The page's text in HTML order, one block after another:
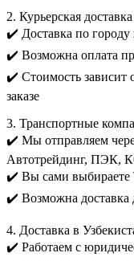
2. Курьерская
✔️ Доставка по
✔️ Возможна оплата
✔️ Стоимость зависит
заказе
3. Транспортные
✔️ Мы отправляем
Автотрейдинг, ПЭК,
✔️ Вы сами выбираете
✔️ Возможна доставка
4. Доставка в
✔️ Работаем с